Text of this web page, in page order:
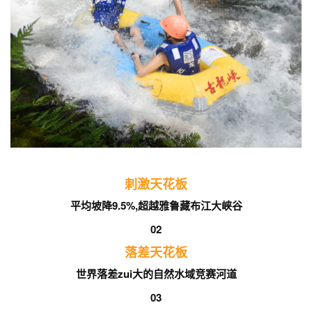
刺激天花板
平均坡降9.5%,超越雅鲁藏布江大峡谷
02
落差天花板
世界落差zui大的自然水域竞赛河道
03